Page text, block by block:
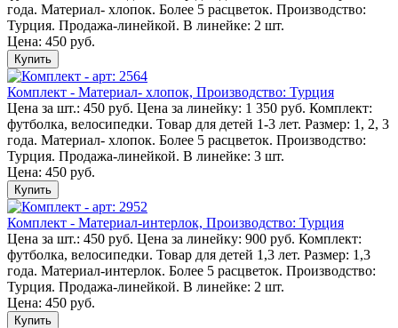
года. Материал- хлопок. Более 5 расцветок. Производство:
Турция. Продажа-линейкой. В линейке: 2 шт.
Цена: 450 руб.
Купить
Комплект - Материал- хлопок, Производство: Турция
Цена за шт.: 450 руб. Цена за линейку: 1 350 руб. Комплект:
футболка, велосипедки. Товар для детей 1-3 лет. Размер: 1, 2, 3
года. Материал- хлопок. Более 5 расцветок. Производство:
Турция. Продажа-линейкой. В линейке: 3 шт.
Цена: 450 руб.
Купить
Комплект - Материал-интерлок, Производство: Турция
Цена за шт.: 450 руб. Цена за линейку: 900 руб. Комплект:
футболка, велосипедки. Товар для детей 1,3 лет. Размер: 1,3
года. Материал-интерлок. Более 5 расцветок. Производство:
Турция. Продажа-линейкой. В линейке: 2 шт.
Цена: 450 руб.
Купить